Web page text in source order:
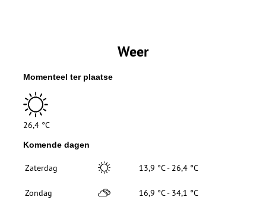
Weer
Momenteel ter plaatse
26,4 °C
Komende dagen
Zaterdag 13,9 °C - 26,4 °C
Zondag 16,9 °C - 34,1 °C